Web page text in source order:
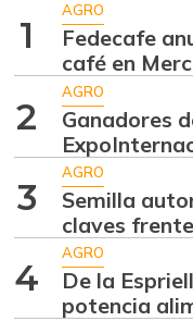
07/25/2026
Arracacha
07/25/2026
Arroz de
07/25/2026
Arroz de
07/06/2013
Arveja
1
AGRO
Fedecafe
café en
2
AGRO
Ganadores
3
AGRO
Semilla
claves
4
AGRO
De la
potencia